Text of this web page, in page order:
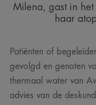
Milena, gast in
haar
Patiënten of
gevolgd en genoten
thermaal water van
advies van de